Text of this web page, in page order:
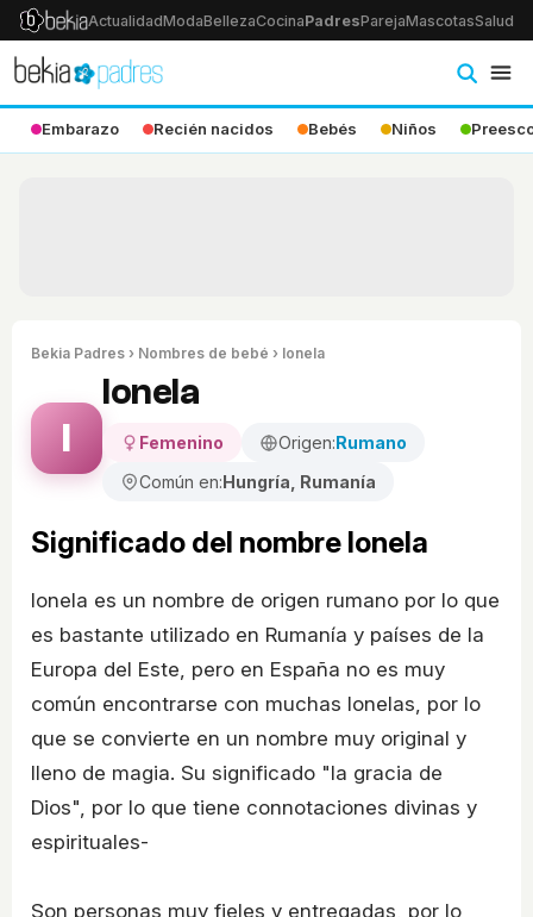
ActualidadModaBellezaCocinaPadresParejaMascotasSalud
Embarazo Recién nacidos Bebés Niños
Bekia Padres › Nombres de bebé › Ionela
I
Ionela
Femenino Origen:Rumano
Común en:Hungría, Rumanía
Significado del nombre Ionela
Ionela es un nombre de origen rumano por lo que
es bastante utilizado en Rumanía y países de la
Europa del Este, pero en España no es muy
común encontrarse con muchas Ionelas, por lo
que se convierte en un nombre muy original y
lleno de magia. Su significado "la gracia de
Dios", por lo que tiene connotaciones divinas y
espirituales-
Son personas muy fieles y entregadas, por lo